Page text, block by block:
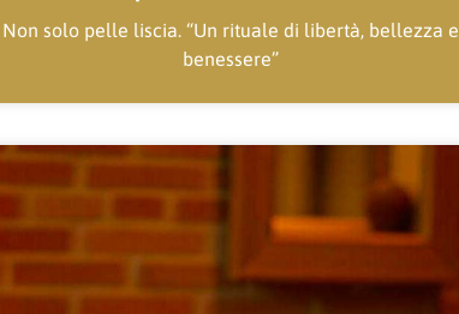
Non solo pelle liscia. “Un rituale di libertà, bellezza e
benessere”